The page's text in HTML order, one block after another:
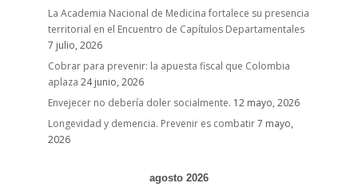
La Academia Nacional de Medicina fortalece su presencia
territorial en el Encuentro de Capítulos Departamentales
7 julio, 2026
Cobrar para prevenir: la apuesta fiscal que Colombia
aplaza 24 junio, 2026
Envejecer no debería doler socialmente. 12 mayo, 2026
Longevidad y demencia. Prevenir es combatir7 mayo,
2026
agosto 2026